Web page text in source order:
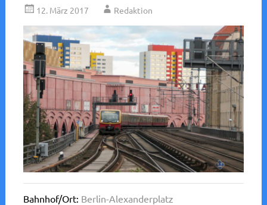
12. März 2017 Redaktion
Bahnhof/Ort: Berlin-Alexanderplatz